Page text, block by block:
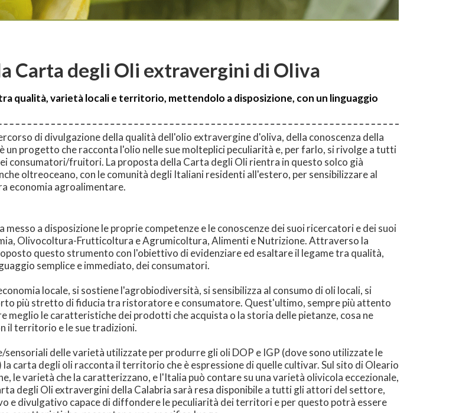
Carta degli Oli extravergini di Oliva
qualità, varietà locali e territorio, mettendolo a disposizione, con un linguaggio
di divulgazione della qualità dell'olio extravergine d'oliva, della conoscenza della
progetto che racconta l'olio nelle sue molteplici peculiarità e, per farlo, si rivolge a tutti
consumatori/fruitori. La proposta della Carta degli Oli rientra in questo solco già
oltreoceano, con le comunità degli Italiani residenti all'estero, per sensibilizzare al
economia agroalimentare.
a disposizione le proprie competenze e le conoscenze dei suoi ricercatori e dei suoi
Olivocoltura-Frutticoltura e Agrumicoltura, Alimenti e Nutrizione. Attraverso la
questo strumento con l'obiettivo di evidenziare ed esaltare il legame tra qualità,
semplice e immediato, dei consumatori.
locale, si sostiene l'agrobiodiversità, si sensibilizza al consumo di oli locali, si
più stretto di fiducia tra ristoratore e consumatore. Quest'ultimo, sempre più attento
meglio le caratteristiche dei prodotti che acquista o la storia delle pietanze, cosa ne
il territorio e le sue tradizioni.
delle varietà utilizzate per produrre gli oli DOP e IGP (dove sono utilizzate le
carta degli oli racconta il territorio che è espressione di quelle cultivar. Sul sito di Oleario
le varietà che la caratterizzano, e l'Italia può contare su una varietà olivicola eccezionale,
degli Oli extravergini della Calabria sarà resa disponibile a tutti gli attori del settore,
divulgativo capace di diffondere le peculiarità dei territori e per questo potrà essere